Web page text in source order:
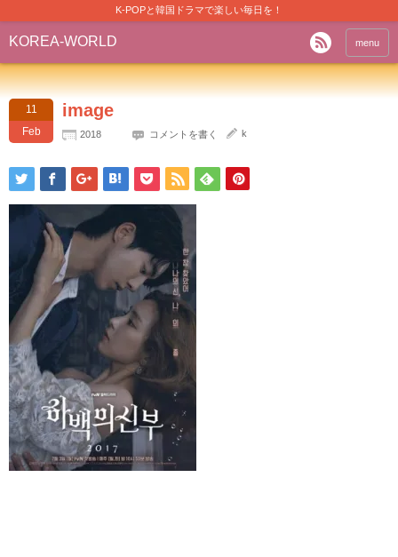
K-POPと韓国ドラマで楽しい毎日を！
KOREA-WORLD menu
11
Feb
image
2018 コメントを書く k